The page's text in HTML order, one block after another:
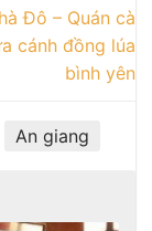
Đô – Quán cà
cánh đồng lúa
bình yên
An giang